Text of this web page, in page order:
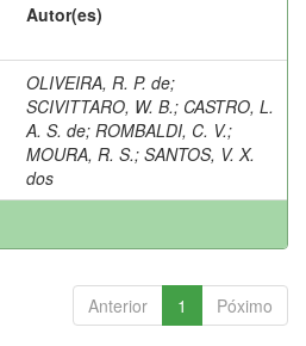
Autor(es)
OLIVEIRA, R. P. de;
SCIVITTARO, W. B.; CASTRO, L.
A. S. de; ROMBALDI, C. V.;
MOURA, R. S.; SANTOS, V. X.
dos
Anterior 1 Póximo